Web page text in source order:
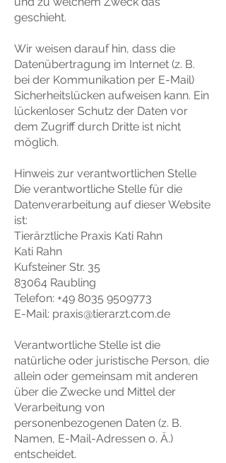
geschieht.
Wir weisen darauf hin, dass die
Datenübertragung im Internet (z. B.
bei der Kommunikation per E-Mail)
Sicherheitslücken aufweisen kann. Ein
lückenloser Schutz der Daten vor
dem Zugriff durch Dritte ist nicht
möglich.
Hinweis zur verantwortlichen Stelle
Die verantwortliche Stelle für die
Datenverarbeitung auf dieser Website
ist:
Tierärztliche Praxis Kati Rahn
Kati Rahn
Kufsteiner Str. 35
83064 Raubling
Telefon: +49 8035 9509773
E-Mail: praxis@tierarzt.com.de
Verantwortliche Stelle ist die
natürliche oder juristische Person, die
allein oder gemeinsam mit anderen
über die Zwecke und Mittel der
Verarbeitung von
personenbezogenen Daten (z. B.
Namen, E-Mail-Adressen o. Ä.)
entscheidet.